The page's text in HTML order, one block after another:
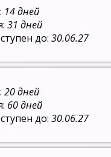
14 дней
31 дней
до: 30.06.27
20 дней
60 дней
до: 30.06.27